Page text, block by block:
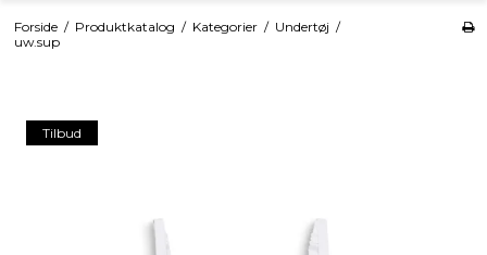
Forside / Produktkatalog / Kategorier / Undertøj /
uw.sup
Tilbud